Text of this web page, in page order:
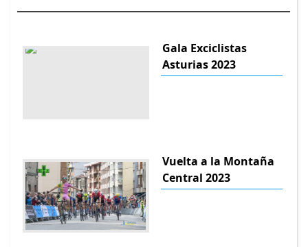
Gala Exciclistas
Asturias 2023
Vuelta a la Montaña
Central 2023